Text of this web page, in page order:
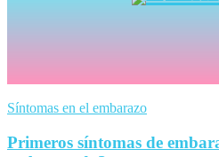
Síntomas en el embarazo
Primeros síntomas de